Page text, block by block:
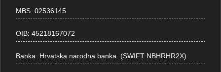
MBS: 02536145
OIB: 45218167072
Banka: Hrvatska narodna banka (SWIFT NBHRHR2X)